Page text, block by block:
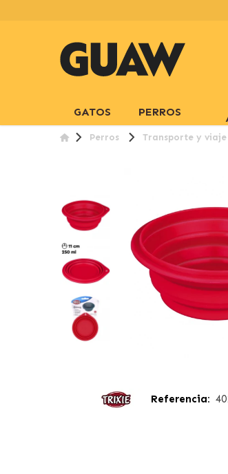
GATOS PERROS
Perros Transporte y viaje
Referencia: